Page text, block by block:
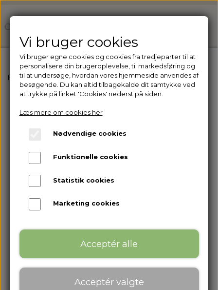
Forside Ejer du en klinik? Få adgang til vores
Vi bruger cookies
Vi bruger egne cookies og cookies fra tredjeparter til at
personalisere din brugeroplevelse, til markedsføring og
til at undersøge, hvordan vores hjemmeside anvendes af
besøgende. Du kan altid tilbagekalde dit samtykke ved
at trykke på linket 'Cookies' nederst på siden.
Læs mere om cookies her
Nødvendige cookies
Funktionelle cookies
Statistik cookies
Marketing cookies
Acceptér alle
Acceptér valgte